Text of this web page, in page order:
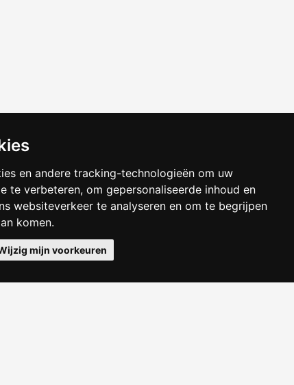
en andere tracking-technologieën om uw
te verbeteren, om gepersonaliseerde inhoud en
websiteverkeer te analyseren en om te begrijpen
komen.
mijn voorkeuren
Kamer Amsterdam